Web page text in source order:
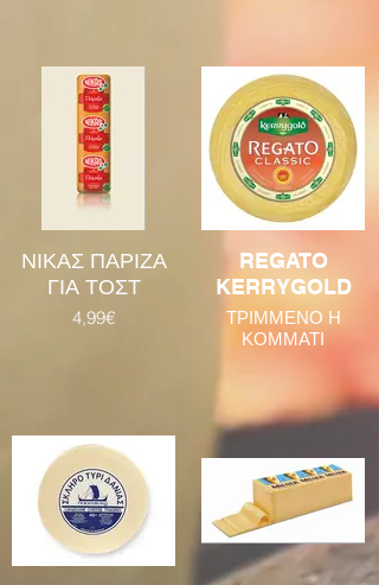
ΝΙΚΑΣ ΠΑΡΙΖΑ
ΓΙΑ ΤΟΣΤ
4,99€
REGATO
KERRYGOLD
ΤΡΙΜΜΕΝΟ Η
ΚΟΜΜΑΤΙ